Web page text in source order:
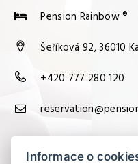
Pension Rainbow ®
Šeříková 92, 36010
+420 777 280 120
Informace o